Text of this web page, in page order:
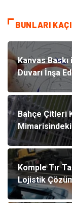
BUNLARI
Kanvas
Duvarı İnşa
Bahçe Çitleri
Komple Tır
Lojistik